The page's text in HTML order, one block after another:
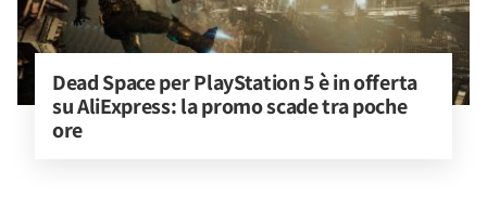
Dead Space per PlayStation 5 è in offerta
su AliExpress: la promo scade tra poche
ore